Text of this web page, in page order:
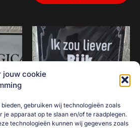
jouw cookie
gebruiken wij technologieën zoals
apparaat op te slaan en/of te raadplegen.
technologieën kunnen wij gegevens zoals